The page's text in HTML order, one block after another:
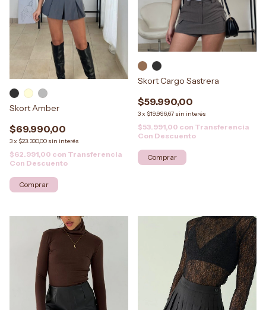
Skort Amber
$69.990,00
3x $23.330,00 sin interés
$62.991,00 con Transferencia
Con Descuento
Comprar
Skort Cargo Sastrera
$59.990,00
3x $19.996,67 sin interés
$53.991,00 con Transferencia
Con Descuento
Comprar